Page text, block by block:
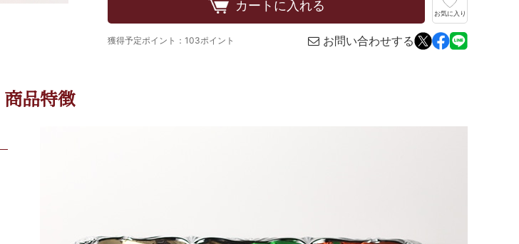
カートに入れる
お気に入り
獲得予定ポイント：103ポイント お問い合わせする
商品特徴